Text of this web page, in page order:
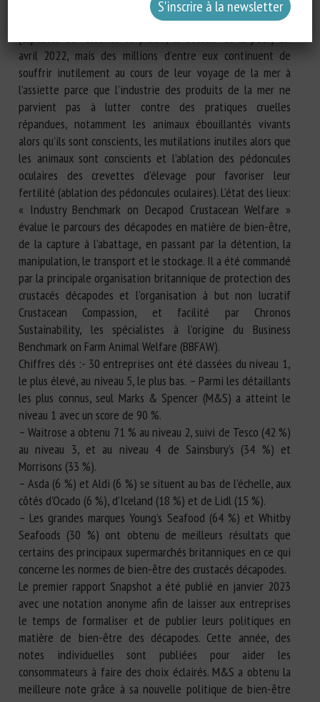
sont communément vendues sous le nom de langoustines.
Ces animaux ont été légalement reconnus comme sensibles
(capables de ressentir le plaisir, la douleur et la peur) en
avril 2022, mais des millions d’entre eux continuent de
souffrir inutilement au cours de leur voyage de la mer à
l’assiette parce que l’industrie des produits de la mer ne
parvient pas à lutter contre des pratiques cruelles
répandues, notamment les animaux ébouillantés vivants
alors qu’ils sont conscients, les mutilations inutiles alors que
les animaux sont conscients et l’ablation des pédoncules
oculaires des crevettes d’élevage pour favoriser leur
fertilité (ablation des pédoncules oculaires). L’état des lieux:
« Industry Benchmark on Decapod Crustacean Welfare »
évalue le parcours des décapodes en matière de bien-être,
de la capture à l’abattage, en passant par la détention, la
manipulation, le transport et le stockage. Il a été commandé
par la principale organisation britannique de protection des
crustacés décapodes et l’organisation à but non lucratif
Crustacean Compassion, et facilité par Chronos
Sustainability, les spécialistes à l’origine du Business
Benchmark on Farm Animal Welfare (BBFAW).
Chiffres clés :- 30 entreprises ont été classées du niveau 1,
le plus élevé, au niveau 5, le plus bas. – Parmi les détaillants
les plus connus, seul Marks & Spencer (M&S) a atteint le
niveau 1 avec un score de 90 %.
– Waitrose a obtenu 71 % au niveau 2, suivi de Tesco (42 %)
au niveau 3, et au niveau 4 de Sainsbury’s (34 %) et
Morrisons (33 %).
– Asda (6 %) et Aldi (6 %) se situent au bas de l’échelle, aux
côtés d’Ocado (6 %), d’Iceland (18 %) et de Lidl (15 %).
– Les grandes marques Young’s Seafood (64 %) et Whitby
Seafoods (30 %) ont obtenu de meilleurs résultats que
certains des principaux supermarchés britanniques en ce qui
concerne les normes de bien-être des crustacés décapodes.
Le premier rapport Snapshot a été publié en janvier 2023
avec une notation anonyme afin de laisser aux entreprises
le temps de formaliser et de publier leurs politiques en
matière de bien-être des décapodes. Cette année, des
notes individuelles sont publiées pour aider les
consommateurs à faire des choix éclairés. M&S a obtenu la
meilleure note grâce à sa nouvelle politique de bien-être